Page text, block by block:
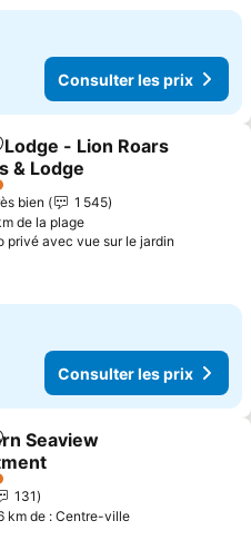
Consulter les prix
à mes favoris
Lodge - Lion Roars
& Lodge
les prix
bien
1 545
de la plage
privé avec vue sur le jardin
Consulter les prix
à mes favoris
Seaview
les prix
131
km de : Centre-ville